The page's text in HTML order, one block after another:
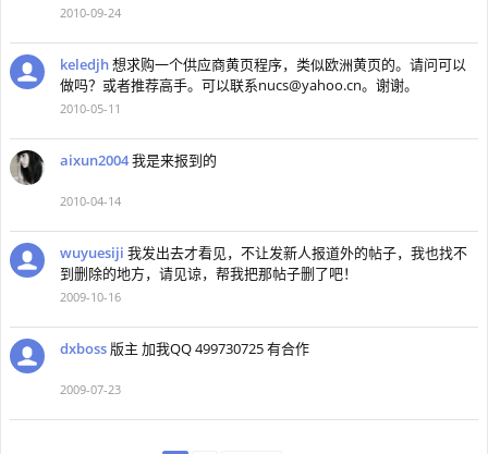
2010-09-24
keledjh想求购一个供应商黄页程序，类似欧洲黄页的。请问可以
做吗？或者推荐高手。可以联系nucs@yahoo.cn。谢谢。
2010-05-11
aixun2004我是来报到的
2010-04-14
wuyuesiji 我发出去才看见，不让发新人报道外的帖子，我也找不
到删除的地方，请见谅，帮我把那帖子删了吧！
2009-10-16
dxboss版主 加我QQ 499730725 有合作
2009-07-23